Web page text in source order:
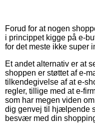
Forud for at nogen
i princippet kigge på e-
for det meste ikke super
Et andet alternativ er at
shoppen er støttet af e-
tilkendegivelse af at e-
regler, tillige med at e-
som har megen viden
dig genvej til hjælpende
besvær med din